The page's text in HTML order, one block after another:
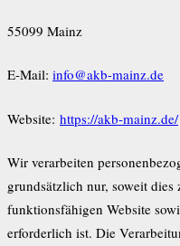
55099 Mainz
E-Mail: info@akb-mainz.de
Website: https://akb-mainz.de/
Wir verarbeiten
grundsätzlich nur, soweit
funktionsfähigen Website
erforderlich ist. Die